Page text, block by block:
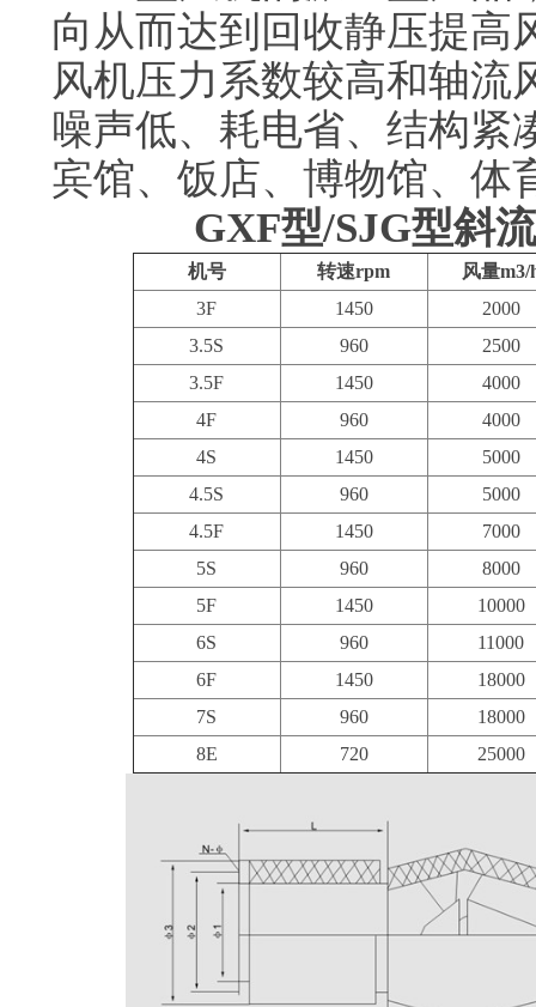
向从而达到回收静压提高
风机压力系数较高和轴流
噪声低、耗电省、结构紧
宾馆、饭店、博物馆、体
GXF型/SJG型斜
机号 转速rpm
风量m3/
3F
1450
2000
3.5S
960
2500
3.5F
1450
4000
4F
960
4000
4S
1450
5000
4.5S
960
5000
4.5F
1450
7000
5S
960
8000
5F
1450
10000
6S
960
11000
6F
1450
18000
7S
960
18000
8E
720 25000